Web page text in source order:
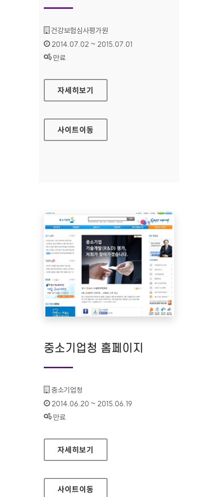
기관명 :
건강보험심사평가원
인증기간 :
2014.07.02 ~ 2015.07.01
상태 :
만료
의약품관리종합정보센터
자세히보기
사이트이동
중소기업청 홈페이지
기관명 :
중소기업청
인증기간 :
2014.06.20 ~ 2015.06.19
상태 :
만료
중소기업청 홈페이지
자세히보기
사이트이동